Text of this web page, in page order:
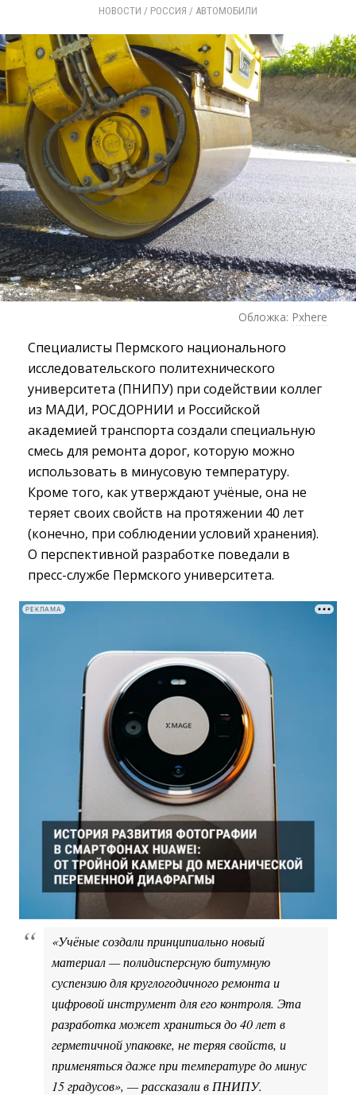
НОВОСТИ / РОССИЯ / АВТОМОБИЛИ
Обложка: Pxhere
Специалисты Пермского национального
исследовательского политехнического
университета (ПНИПУ) при содействии коллег
из МАДИ, РОСДОРНИИ и Российской
академией транспорта создали специальную
смесь для ремонта дорог, которую можно
использовать в минусовую температуру.
Кроме того, как утверждают учёные, она не
теряет своих свойств на протяжении 40 лет
(конечно, при соблюдении условий хранения).
О перспективной разработке поведали в
пресс-службе Пермского университета.
РЕКЛАМА
«Учёные создали принципиально новый
материал — полидисперсную битумную
суспензию для круглогодичного ремонта и
цифровой инструмент для его контроля. Эта
разработка может храниться до 40 лет в
герметичной упаковке, не теряя свойств, и
применяться даже при температуре до минус
15 градусов», — рассказали в ПНИПУ.